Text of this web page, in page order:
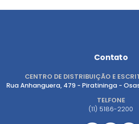
Contato
CENTRO DE DISTRIBUIÇÃO E
Rua Anhanguera, 479 - Piratininga -
TELFONE
(11) 5186-2200